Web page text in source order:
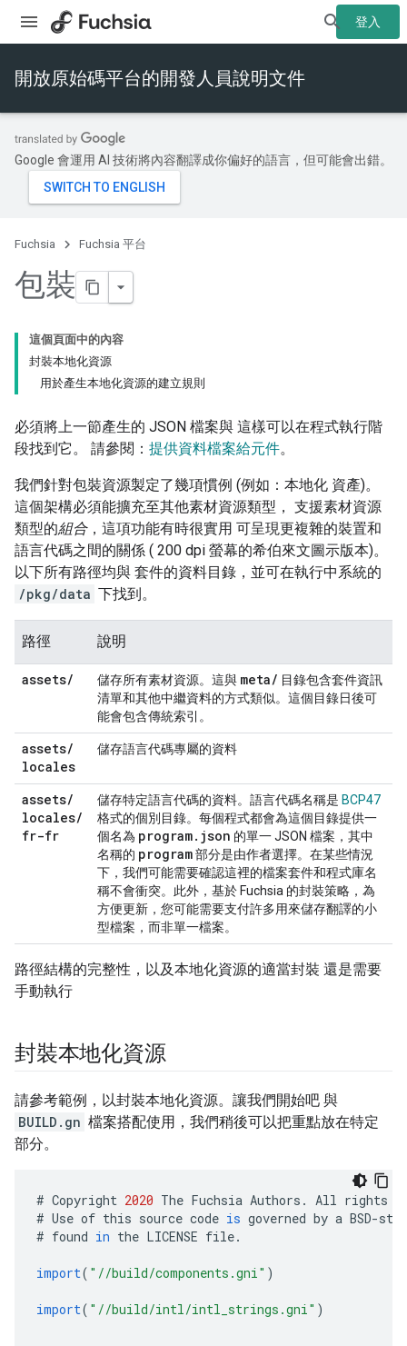
登入
開放原始碼平台的開發人員說明文件
Google 會運用 AI 技術將內容翻譯成你偏好的語言，但可能會出錯。
Fuchsia Fuchsia 平台
包裝
這個頁面中的內容
封裝本地化資源
用於產生本地化資源的建立規則
必須將上一節產生的 JSON 檔案與 這樣可以在程式執行階
段找到它。 請參閱： 提供資料檔案給元件。
我們針對包裝資源製定了幾項慣例 (例如：本地化 資產)。
這個架構必須能擴充至其他素材資源類型， 支援素材資源
類型的組合，這項功能有時很實用 可呈現更複雜的裝置和
語言代碼之間的關係 ( 200 dpi 螢幕的希伯來文圖示版本)。
以下所有路徑均與 套件的資料目錄，並可在執行中系統的
/pkg/data 下找到。
路徑 說明
assets/ 儲存所有素材資源。這與 meta/ 目錄包含套件資訊
清單和其他中繼資料的方式類似。這個目錄日後可
能會包含傳統索引。
assets/
locales
儲存語言代碼專屬的資料
assets/
locales/
fr-fr
儲存特定語言代碼的資料。語言代碼名稱是 BCP47
格式的個別目錄。每個程式都會為這個目錄提供一
個名為 program. json 的單一 JSON 檔案，其中
名稱的 program部分是由作者選擇。在某些情況
下，我們可能需要確認這裡的檔案套件和程式庫名
稱不會衝突。此外，基於 Fuchsia 的封裝策略，為
方便更新，您可能需要支付許多用來儲存翻譯的小
型檔案，而非單一檔案。
路徑結構的完整性，以及本地化資源的適當封裝 還是需要
手動執行
封裝本地化資源
請參考範例，以封裝本地化資源。讓我們開始吧 與
BUILD.gn 檔案搭配使用，我們稍後可以把重點放在特定
部分。
# Copyright 2020 The Fuchsia Authors . All rights
# Use of this source code is governed by a BSD-
# found in the LICENSE file.
import( "//build/components.gni" )
import( "//build/intl/intl_strings.gni" )